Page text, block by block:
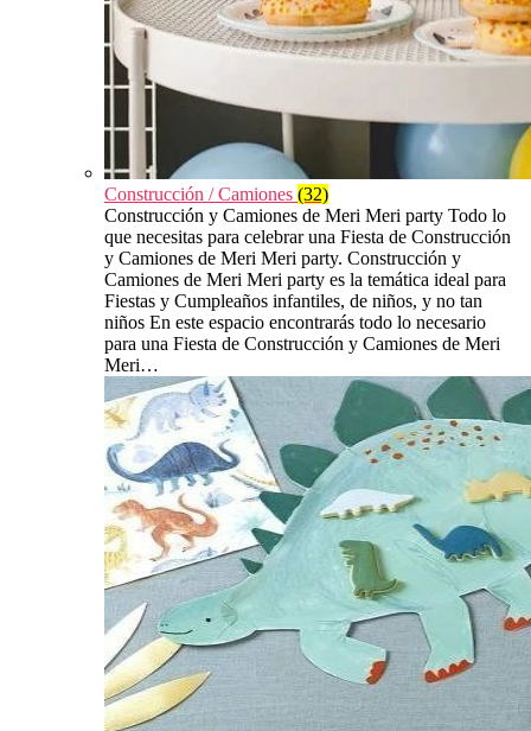
Construcción / Camiones (32)
Construcción y Camiones de Meri Meri party Todo lo
que necesitas para celebrar una Fiesta de Construcción
y Camiones de Meri Meri party. Construcción y
Camiones de Meri Meri party es la temática ideal para
Fiestas y Cumpleaños infantiles, de niños, y no tan
niños En este espacio encontrarás todo lo necesario
para una Fiesta de Construcción y Camiones de Meri
Meri…